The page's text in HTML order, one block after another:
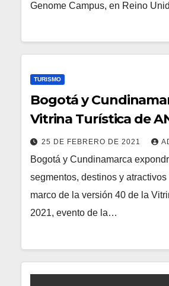
Genome Campus, en Reino
TURISMO
Bogotá y
Vitrina Turística de
25 DE FEBRERO DE 2021
Bogotá y Cundinamarca
segmentos, destinos y atractivos
marco de la versión 40 de la
2021, evento de la…